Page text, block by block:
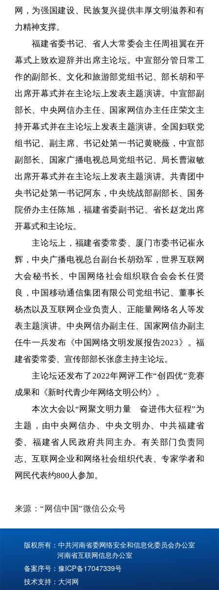
网，为强国建设、民族复兴提供丰厚文明滋养和有
力精神支撑。
福建省委书记、省人大常委会主任周祖翼在开
幕式上致欢迎辞并出席主论坛。中宣部分管日常工
作的副部长、文化和旅游部党组书记、部长胡和平
出席开幕式并在主论坛上发表主题演讲。中宣部副
部长、中央网信办主任、国家网信办主任庄荣文主
持开幕式并在主论坛上发表主题演讲。全国妇联党
组书记、副主席、书记处第一书记黄晓薇，中宣部
副部长、国家广播电视总局党组书记、局长曹淑敏
出席开幕式并在主论坛上发表主题演讲。共青团中
央书记处第一书记阿东，中央统战部副部长、国务
院侨办主任陈旭，福建省委副书记、省长赵龙出席
开幕式和主论坛。
主论坛上，福建省委常委、厦门市委书记崔永
辉，中央广播电视总台副台长胡劲军，世界互联网
大会秘书长、中国网络社会组织联合会会长任贤
良，中国移动通信集团有限公司党组书记、董事长
杨杰以及互联网企业负责人、正能量网络名人等发
表主题演讲。中央网信办副主任、国家网信办副主
任牛一兵发布《中国网络文明发展报告2023》。福
建省委常委、宣传部部长张彦主持主论坛。
主论坛还发布了2022年网评工作“创四优”竞赛
成果和《新时代青少年网络文明公约》。
本次大会以“网聚文明力量 奋进伟大征程”为
主题，由中央网信办、中央文明办、中共福建省
委、福建省人民政府共同主办。有关部门负责同
志、互联网企业和网络社会组织代表、专家学者和
网民代表约800人参加。
来源：“网信中国”微信公众号
版权所有：中共河南省委网络安全和信息化委员会办公室
河南省互联网信息办公室
备案序号： 豫ICP备17047339号
技术支持： 大河网